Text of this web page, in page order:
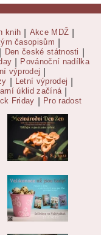
knih Akce MDŽ
časopisům
Den české státnosti
Povánoční nadílka
výprodej
Letní výprodej
úklid začíná
Friday Pro radost